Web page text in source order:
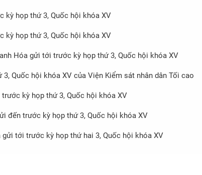
kỳ họp thứ 3, Quốc hội khóa XV
kỳ họp thứ 3, Quốc hội khóa XV
Hóa gửi tới trước kỳ họp thứ 3, Quốc hội khóa XV
Quốc hội khóa XV của Viện Kiểm sát nhân dân Tối cao
kỳ họp thứ 3, Quốc hội khóa XV
đến trước kỳ họp thứ 3, Quốc hội khóa XV
tới trước kỳ họp thứ hai 3, Quốc hội khóa XV